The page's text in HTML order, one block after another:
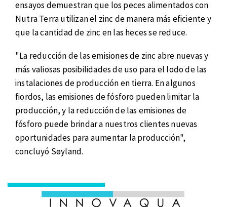
ensayos demuestran que los peces alimentados con
Nutra Terra utilizan el zinc de manera más eficiente y
que la cantidad de zinc en las heces se reduce.
"La reducción de las emisiones de zinc abre nuevas y
más valiosas posibilidades de uso para el lodo de las
instalaciones de producción en tierra. En algunos
fiordos, las emisiones de fósforo pueden limitar la
producción, y la reducción de las emisiones de
fósforo puede brindar a nuestros clientes nuevas
oportunidades para aumentar la producción",
concluyó Søyland.